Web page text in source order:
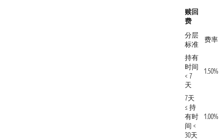
赎回
费
分层
标准
费率
持有
时间
< 7
天
1.50%
7天
≤ 持
有时
间 <
30天
1.00%